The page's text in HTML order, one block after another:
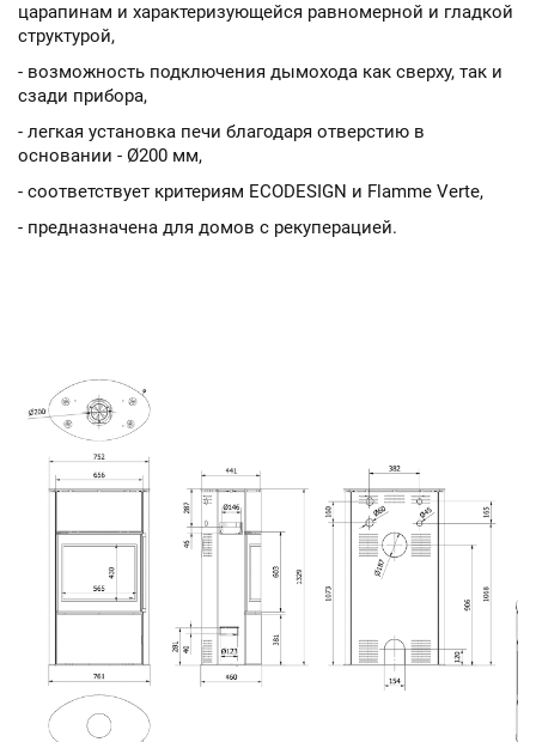
царапинам и характеризующейся равномерной и гладкой
структурой,
- возможность подключения дымохода как сверху, так и
сзади прибора,
- легкая установка печи благодаря отверстию в
основании - Ø200 мм,
- соответствует критериям ECODESIGN и Flamme Verte,
- предназначена для домов с рекуперацией.